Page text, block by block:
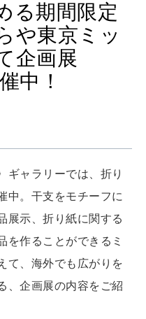
トメッセージ
月のあなた
る
こと
す
る期間限定
や東京ミッ
企画展
中！
ギャラリーでは、折り
中。干支をモチーフに
展示、折り紙に関する
を作ることができるミ
て、海外でも広がりを
、企画展の内容をご紹